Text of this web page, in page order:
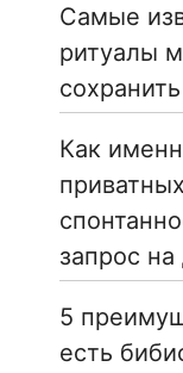
Самые
ритуалы
Как
запрос на
5
есть